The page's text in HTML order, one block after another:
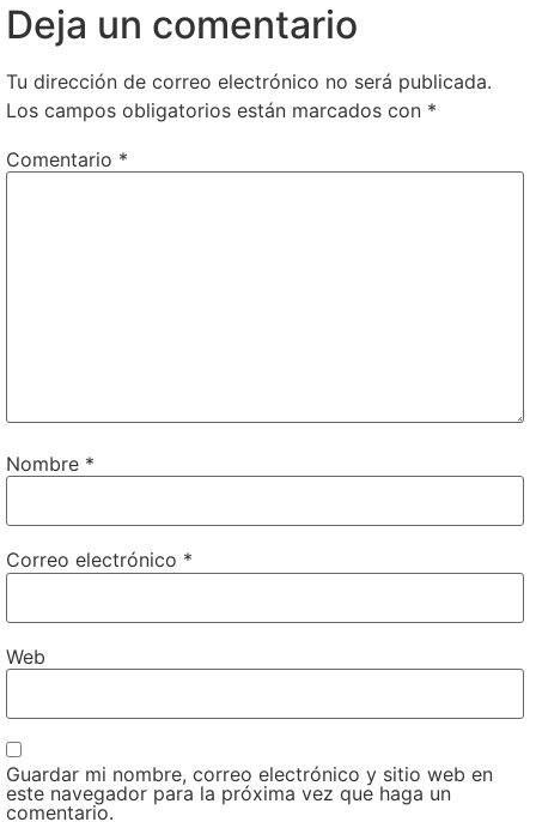
Deja un comentario
Tu dirección de correo electrónico no será publicada.
Los campos obligatorios están marcados con *
Comentario *
Nombre *
Correo electrónico *
Web
Guardar mi nombre, correo electrónico y sitio web en
este navegador para la próxima vez que haga un
comentario.